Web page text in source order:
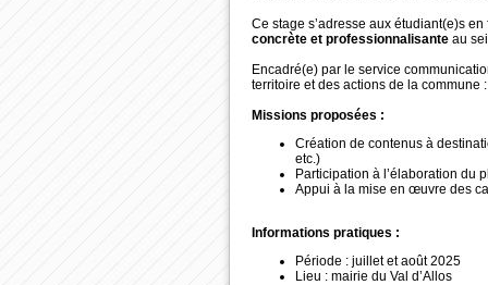
Ce stage s’adresse aux étudiant(e)s
concrète et professionnalisante au
Encadré(e) par le service
territoire et des actions de la commune :
Missions proposées :
Création de contenus à
etc.)
Participation à l’élaboration du
Appui à la mise en œuvre des
Informations pratiques :
Période : juillet et août 2025
Lieu : mairie du Val d’Allos